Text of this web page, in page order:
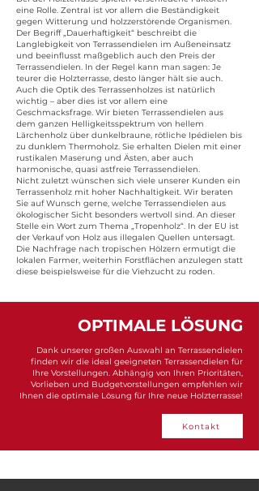
eine Rolle. Zentral ist vor allem die Beständigkeit
gegen Witterung und holzzerstörende Organismen.
Der Begriff „Dauerhaftigkeit“ beschreibt die
Langlebigkeit von Terrassendielen im Außeneinsatz
und beeinflusst maßgeblich auch den Preis der
Terrassendielen. In der Regel kann man sagen: Je
teurer die Holzterrasse, desto länger hält sie auch.
Auch die Optik des Terrassenholzes ist natürlich
wichtig – aber dies ist vor allem eine
Geschmacksfrage. Wir bieten Terrassendielen aus
dem ganzen Helligkeitsspektrum von hellem
Lärchenholz über dunkelbraune, rötliche Ipédielen bis
zu dunklem Thermoholz. Sie erhalten Dielen mit einer
rustikalen Maserung und Ästen, aber auch
harmonische, quasi astfreie Terrassendielen.
Nicht zuletzt wünschen sich viele unserer Kunden ein
Terrassenholz mit hoher Nachhaltigkeit. Wir beraten
Sie auf Wunsch gerne, welche Terrassendielen aus
ökologischer Sicht besonders wertvoll sind. An dieser
Stelle ein Wort zum Thema „Tropenholz“. In der EU ist
der Verkauf von Holz aus illegalen Quellen untersagt.
Die Nachfrage nach tropischen Hölzern ermutigt die
lokalen Farmer, weiterhin Forstflächen anzulegen statt
diese beispielsweise für die Viehzucht zu roden.
OPTIMALE LÖSUNG
Dank unserer großen Auswahl an Terrassendielen
finden wir die ideal geeigneten Terrassendielen für
Ihre Vorstellungen. Abhängig von Ihren Prioritäten,
Vorlieben und Budgetvorstellungen empfehlen wir
Ihnen die optimale Lösung für Ihre neue Holzterrasse!
Kontakt